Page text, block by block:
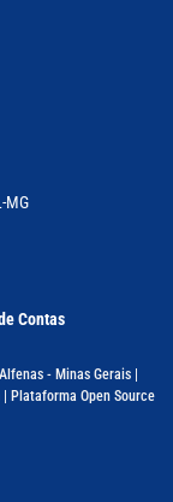
MG
Contas
- Minas Gerais |
Plataforma Open Source